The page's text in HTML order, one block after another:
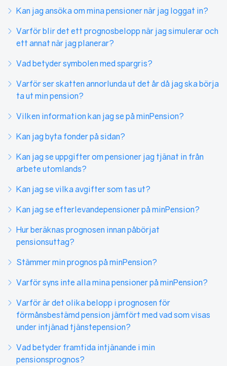
Kan jag ansöka om mina pensioner när jag loggat in?
Varför blir det ett prognosbelopp när jag simulerar och
ett annat när jag planerar?
Vad betyder symbolen med spargris?
Varför ser skatten annorlunda ut det år då jag ska börja
ta ut min pension?
Vilken information kan jag se på minPension?
Kan jag byta fonder på sidan?
Kan jag se uppgifter om pensioner jag tjänat in från
arbete utomlands?
Kan jag se vilka avgifter som tas ut?
Kan jag se efterlevandepensioner på minPension?
Hur beräknas prognosen innan påbörjat
pensionsuttag?
Stämmer min prognos på minPension?
Varför syns inte alla mina pensioner på minPension?
Varför är det olika belopp i prognosen för
förmånsbestämd pension jämfört med vad som visas
under intjänad tjänstepension?
Vad betyder framtida intjänande i min
pensionsprognos?